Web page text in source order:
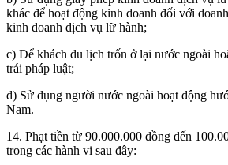
khác để hoạt động kinh doanh đối với
kinh doanh dịch vụ lữ hành;
c) Để khách du lịch trốn ở lại nước ngoài
trái pháp luật;
d) Sử dụng người nước ngoài hoạt động
Nam.
14. Phạt tiền từ 90.000.000 đồng đến
trong các hành vi sau đây: